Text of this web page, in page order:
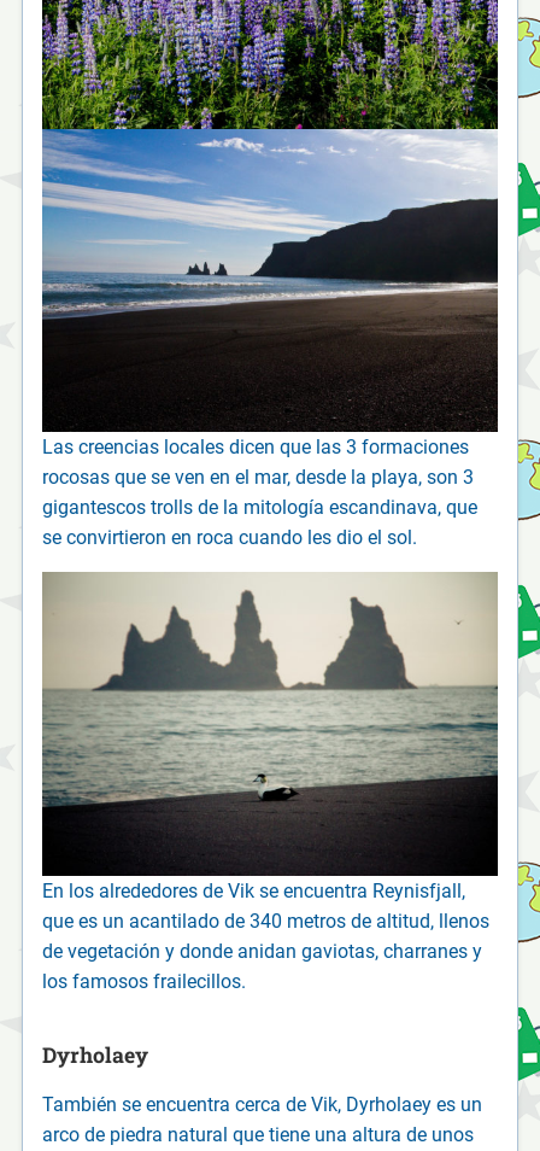
Las creencias locales dicen que las 3 formaciones
rocosas que se ven en el mar, desde la playa, son 3
gigantescos trolls de la mitología escandinava, que
se convirtieron en roca cuando les dio el sol.
En los alrededores de Vik se encuentra Reynisfjall,
que es un acantilado de 340 metros de altitud, llenos
de vegetación y donde anidan gaviotas, charranes y
los famosos frailecillos.
Dyrholaey
También se encuentra cerca de Vik, Dyrholaey es un
arco de piedra natural que tiene una altura de unos